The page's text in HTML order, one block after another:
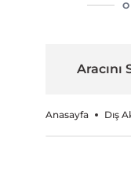
Aracını
Anasayfa Dış